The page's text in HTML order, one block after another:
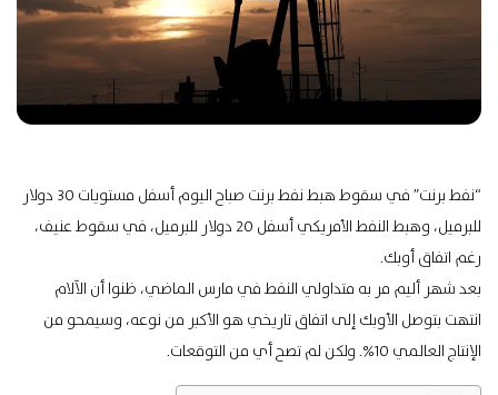
“نفط برنت” في سقوط هبط نفط برنت صباح اليوم أسفل مستويات 30 دولار
للبرميل، وهبط النفط الأمريكي أسفل 20 دولار للبرميل، في سقوط عنيف،
رغم اتفاق أوبك.
بعد شهر أليم مر به متداولي النفط في مارس الماضي، ظنوا أن الآلام
انتهت بتوصل الأوبك إلى اتفاق تاريخي هو الأكبر من نوعه، وسيمحو من
الإنتاج العالمي 10%. ولكن لم تصح أي من التوقعات.